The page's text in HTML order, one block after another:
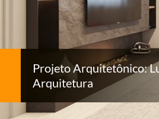
Projeto Arquitetônico:
Arquitetura